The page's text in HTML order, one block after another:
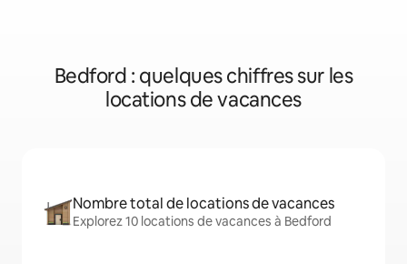
Bedford : quelques chiffres sur les
locations de vacances
Nombre total de locations de vacances
Explorez 10 locations de vacances à Bedford